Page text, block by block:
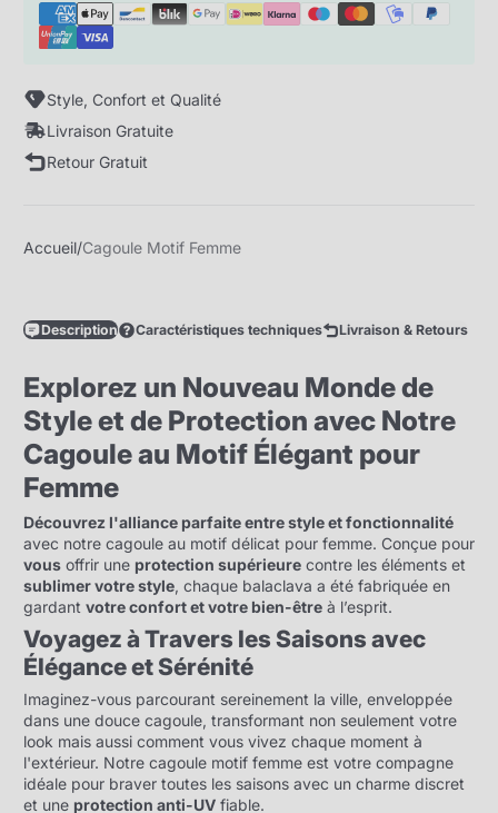
Style, Confort et Qualité
Livraison Gratuite
Retour Gratuit
Accueil Cagoule Motif Femme
Description Caractéristiques techniques Livraison & Retours
Explorez un Nouveau Monde de
Style et de Protection avec Notre
Cagoule au Motif Élégant pour
Femme
Découvrez l'alliance parfaite entre style et fonctionnalité
avec notre cagoule au motif délicat pour femme. Conçue pour
vous offrir une protection supérieure contre les éléments et
sublimer votre style, chaque balaclava a été fabriquée en
gardant votre confort et votre bien-être à l’esprit.
Voyagez à Travers les Saisons avec
Élégance et Sérénité
Imaginez-vous parcourant sereinement la ville, enveloppée
dans une douce cagoule, transformant non seulement votre
look mais aussi comment vous vivez chaque moment à
l'extérieur. Notre cagoule motif femme est votre compagne
idéale pour braver toutes les saisons avec un charme discret
et une protection anti-UV fiable.